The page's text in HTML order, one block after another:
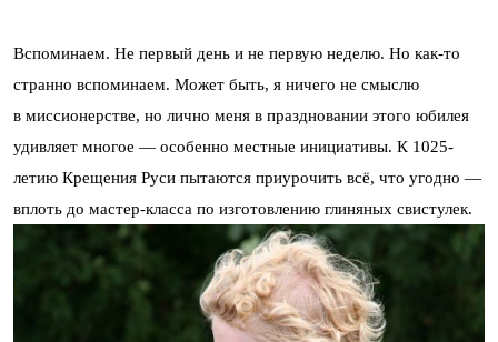
Вспоминаем. Не первый день и не первую неделю. Но как-то
странно вспоминаем. Может быть, я ничего не смыслю
в миссионерстве, но лично меня в праздновании этого юбилея
удивляет многое — особенно местные инициативы. К 1025-
летию Крещения Руси пытаются приурочить всё, что угодно —
вплоть до мастер-класса по изготовлению глиняных свистулек.